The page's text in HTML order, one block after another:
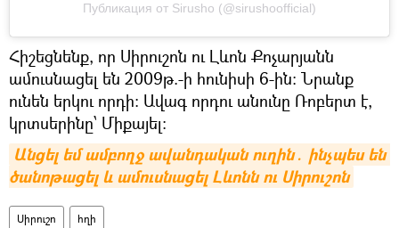
Публикация от Sirusho (@sirushoofficial)
Հիշեցնենք, որ Սիրուշոն ու Լևոն Քոչարյանն
ամուսնացել են 2009թ.-ի հունիսի 6-ին։ Նրանք
ունեն երկու որդի։ Ավագ որդու անունը Ռոբերտ է,
կրտսերինը՝ Միքայել։
Անցել եմ ամբողջ ավանդական ուղին․ ինչպես են
ծանոթացել և ամուսնացել Լևոնն ու Սիրուշոն
Սիրուշո հղի